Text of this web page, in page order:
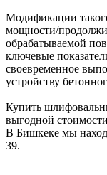
Модификации
мощности/
обрабатываемой
ключевые
своевременное
устройству
Купить
выгодной
В Бишкеке мы
39.